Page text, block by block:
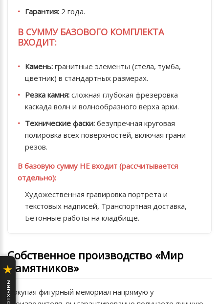
★
Гарантия: 2 года.
В СУММУ БАЗОВОГО КОМПЛЕКТА
ВХОДИТ:
Камень: гранитные элементы (стела, тумба,
цветник) в стандартных размерах.
Резка камня: сложная глубокая фрезеровка
каскада волн и волнообразного верха арки.
Технические фаски: безупречная круговая
полировка всех поверхностей, включая грани
резов.
В базовую сумму НЕ входит (рассчитывается
отдельно):
Художественная гравировка портрета и
текстовых надписей, Транспортная доставка,
Бетонные работы на кладбище.
Собственное производство «Мир
Памятников»
Покупая фигурный мемориал напрямую у